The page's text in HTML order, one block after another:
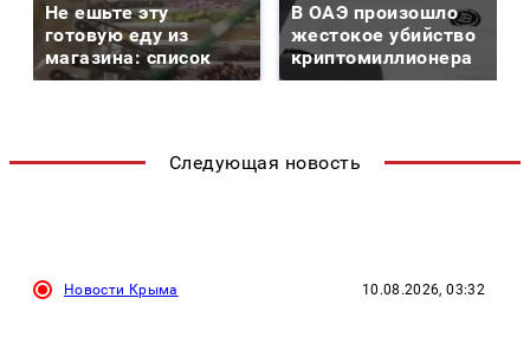
Не ешьте эту
готовую еду из
магазина: список
В ОАЭ произошло
жестокое убийство
криптомиллионера
Следующая новость
Новости Крыма 10.08.2026, 03:32